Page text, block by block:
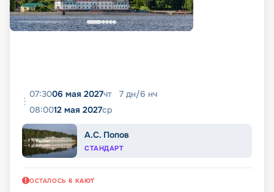
07:3006 мая 2027чт 7 дн/6 нч
08:0012 мая 2027ср
А.С. Попов
СТАНДАРТ
ОСТАЛОСЬ 6 КАЮТ